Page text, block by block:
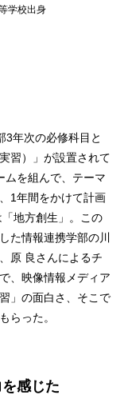
学校出身
3年次の必修科目と
習）」が設置されて
ムを組んで、テーマ
1年間をかけて計画
地方創生」。この
た情報連携学部の川
原 良さんによるチ
、映像情報メディア
」の面白さ、そこで
らった。
感じた